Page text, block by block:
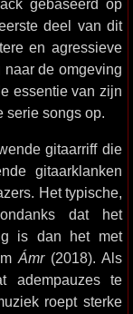
gebaseerd op
deel van dit
en agressieve
de omgeving
essentie van zijn
serie songs op.
gitaarriff die
gitaarklanken
Het typische,
dat het
is dan het met
Ámr(2018). Als
adempauzes te
roept sterke